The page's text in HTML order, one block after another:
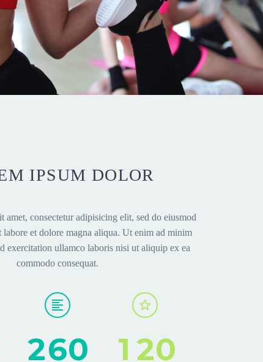
IPSUM DOLOR
amet, consectetur adipisicing elit, sed do eiusmod
et dolore magna aliqua. Ut enim ad minim
exercitation ullamco laboris nisi ut aliquip ex ea
commodo consequat.
260 1 20